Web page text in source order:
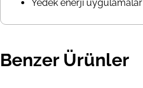
Yedek enerji uygulamalar
Benzer Ürünler